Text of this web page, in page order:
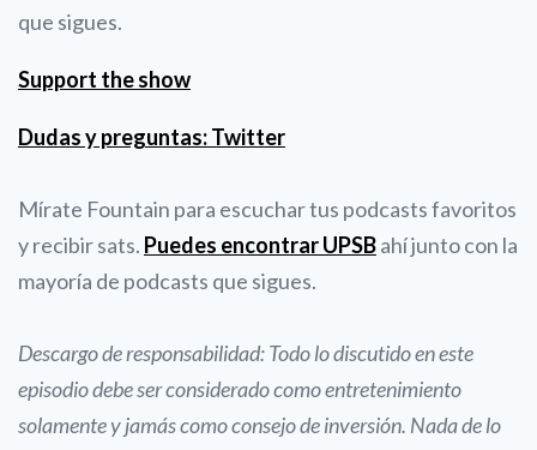
que sigues.
Support the show
Dudas y preguntas: Twitter
Mírate Fountain para escuchar tus podcasts favoritos
y recibir sats. Puedes encontrar UPSBahí junto con la
mayoría de podcasts que sigues.
Descargo de responsabilidad: Todo lo discutido en este
episodio debe ser considerado como entretenimiento
solamente y jamás como consejo de inversión. Nada de lo